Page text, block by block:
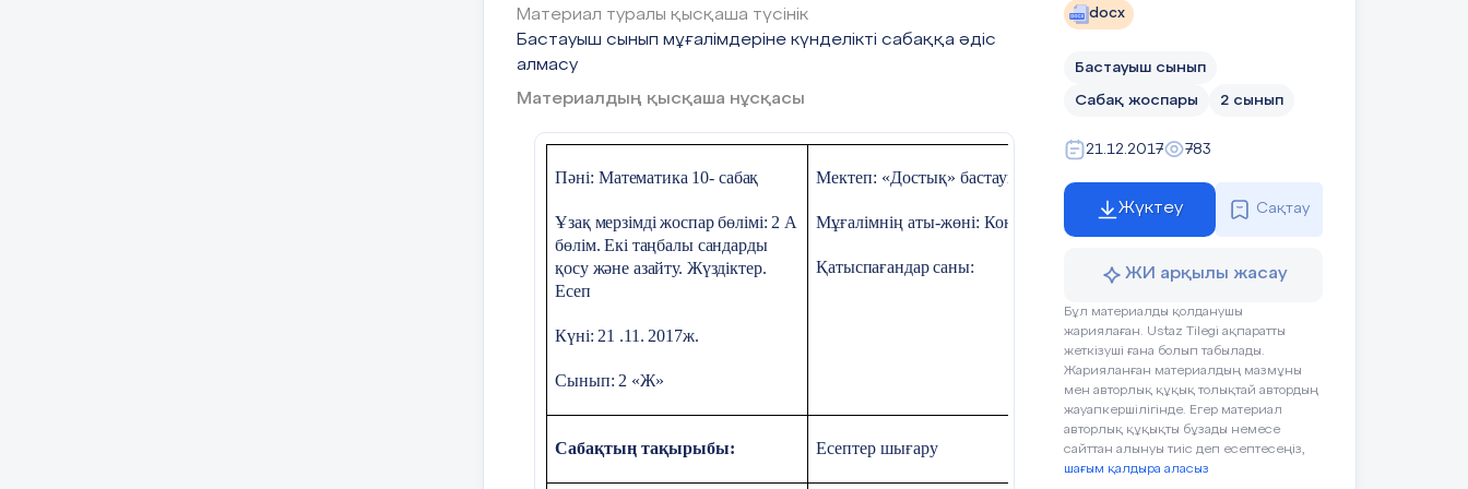
ып жұмысы
Оқулықпен
жұмыс 1-
Есептердің
жазылуы мен
жазба мен
модельдеу және шығаруды үйренеді
Құндылықтар Талап: Білуге, жаңаны тануға құштар болу
Сабақтың
кезеңдері
Педагогтің әрекеті
Оқушының
Бағалау
10 мин
Психологиялық ахуалқалыптастыру
Оқушылардың назарын сабаққа аудару
Оқушылардың
назарын сабаққа
аудару
Мақтап мадақтап
отыру
ҚБ: «Киіз үй» әдісі
Материал туралы қысқаша түсінік
Бастауыш сынып мұғалімдеріне күнделікті сабаққа әдіс
алмасу
Материалдың қысқаша нұсқасы
Пәні: Математика 10- сабақ
Ұзақ мерзімді жоспар бөлімі: 2 А
бөлім. Екі таңбалы сандарды
қосу және азайту. Жүздіктер.
Есеп
Күні: 21 .11. 2017ж.
Сынып: 2 «Ж»
Мектеп: «Достық» бастауыш мектебі
Мұғалімнің аты-жөні: Конысова А Қатысқандар саны:
Қатыспағандар саны:
Сабақтың тақырыбы: Есептер шығару
docx
Бастауыш сынып
Сабақ жоспары 2 сынып
21.12.2017 783
Жүктеу Сақтау
ЖИ арқылы жасау
Бұл материалды қолданушы
жариялаған. Ustaz Tilegi ақпаратты
жеткізуші ғана болып табылады.
Жарияланған материалдың мазмұны
мен авторлық құқық толықтай автордың
жауапкершілігінде. Егер материал
авторлық құқықты бұзады немесе
сайттан алынуы тиіс деп есептесеңіз,
шағым қалдыра аласыз